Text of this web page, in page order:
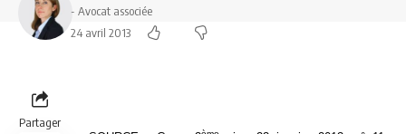
- Avocat associée
24 avril 2013
Partager